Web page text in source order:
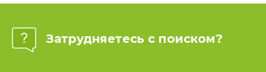
Затрудняетесь с поиском?